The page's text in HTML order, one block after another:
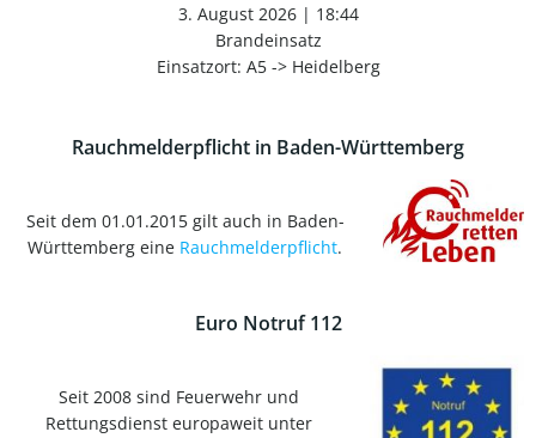
3. August 2026| 18:44
Brandeinsatz
Einsatzort: A5 -> Heidelberg
Rauchmelderpflicht in Baden-Württemberg
Seit dem 01.01.2015 gilt auch in Baden-
Württemberg eine Rauchmelderpflicht.
Euro Notruf 112
Seit 2008 sind Feuerwehr und
Rettungsdienst europaweit unter